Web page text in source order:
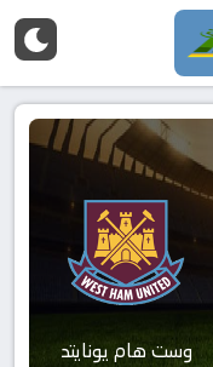
وست هام يونايتد